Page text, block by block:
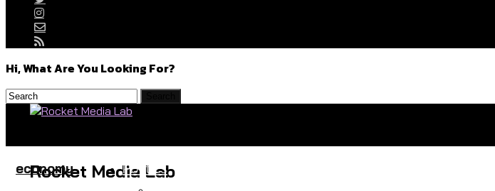
Hi, What Are You Looking For?
Rocket Media Lab
Politics
economy